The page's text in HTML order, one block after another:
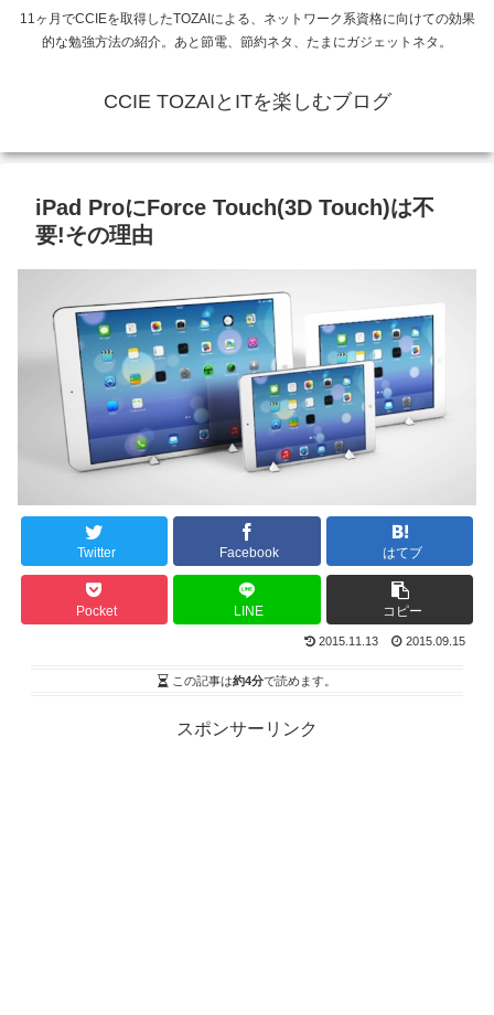
11ヶ月でCCIEを取得したTOZAIによる、ネットワーク系資格に向けての効果
的な勉強方法の紹介。あと節電、節約ネタ、たまにガジェットネタ。
CCIE TOZAIとITを楽しむブログ
iPad ProにForce Touch(3D Touch)は不
要!その理由
Twitter Facebook はてブ
Pocket LINE コピー
2015.11.13 2015.09.15
この記事は約4分で読めます。
スポンサーリンク